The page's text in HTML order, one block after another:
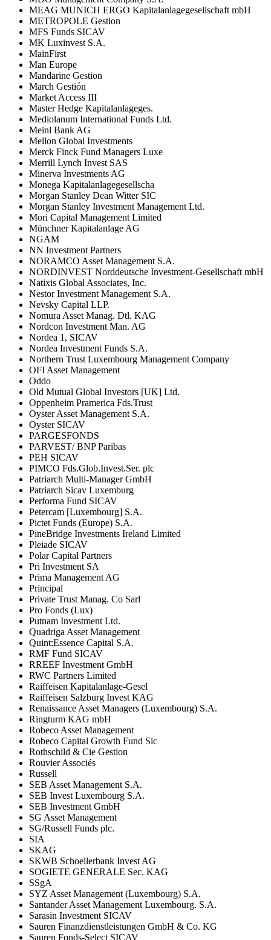
MEAG MUNICH ERGO Kapitalanlagegesellschaft mbH
METROPOLE Gestion
MFS Funds SICAV
MK Luxinvest S.A.
MainFirst
Man Europe
Mandarine Gestion
March Gestión
Market Access III
Master Hedge Kapitalanlageges.
Mediolanum International Funds Ltd.
Meinl Bank AG
Mellon Global Investments
Merck Finck Fund Managers Luxe
Merrill Lynch Invest SAS
Minerva Investments AG
Monega Kapitalanlagegesellscha
Morgan Stanley Dean Witter SIC
Morgan Stanley Investment Management Ltd.
Mori Capital Management Limited
Münchner Kapitalanlage AG
NGAM
NN Investment Partners
NORAMCO Asset Management S.A.
NORDINVEST Norddeutsche Investment-Gesellschaft mbH
Natixis Global Associates, Inc.
Nestor Investment Management S.A.
Nevsky Capital LLP.
Nomura Asset Manag. Dtl. KAG
Nordcon Investment Man. AG
Nordea 1, SICAV
Nordea Investment Funds S.A.
Northern Trust Luxembourg Management Company
OFI Asset Management
Oddo
Old Mutual Global Investors [UK] Ltd.
Oppenheim Pramerica Fds.Trust
Oyster Asset Management S.A.
Oyster SICAV
PARGESFONDS
PARVEST/ BNP Paribas
PEH SICAV
PIMCO Fds.Glob.Invest.Ser. plc
Patriarch Multi-Manager GmbH
Patriarch Sicav Luxemburg
Performa Fund SICAV
Petercam [Luxembourg] S.A.
Pictet Funds (Europe) S.A.
PineBridge Investments Ireland Limited
Pleiade SICAV
Polar Capital Partners
Pri Investment SA
Prima Management AG
Principal
Private Trust Manag. Co Sarl
Pro Fonds (Lux)
Putnam Investment Ltd.
Quadriga Asset Management
Quint:Essence Capital S.A.
RMF Fund SICAV
RREEF Investment GmbH
RWC Partners Limited
Raiffeisen Kapitalanlage-Gesel
Raiffeisen Salzburg Invest KAG
Renaissance Asset Managers (Luxembourg) S.A.
Ringturm KAG mbH
Robeco Asset Management
Robeco Capital Growth Fund Sic
Rothschild & Cie Gestion
Rouvier Associés
Russell
SEB Asset Management S.A.
SEB Invest Luxembourg S.A.
SEB Investment GmbH
SG Asset Management
SG/Russell Funds plc.
SIA
SKAG
SKWB Schoellerbank Invest AG
SOGIETE GENERALE Sec. KAG
SSgA
SYZ Asset Management (Luxembourg) S.A.
Santander Asset Management Luxembourg. S.A.
Sarasin Investment SICAV
Sauren Finanzdienstleistungen GmbH & Co. KG
Sauren Fonds-Select SICAV